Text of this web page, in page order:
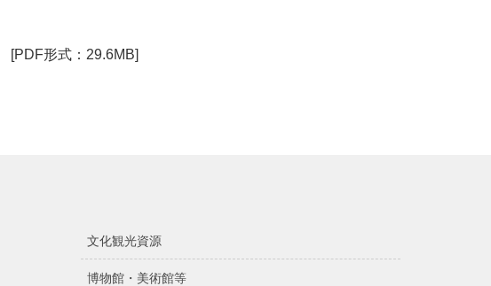
[PDF形式：29.6MB]
文化観光資源
博物館・美術館等